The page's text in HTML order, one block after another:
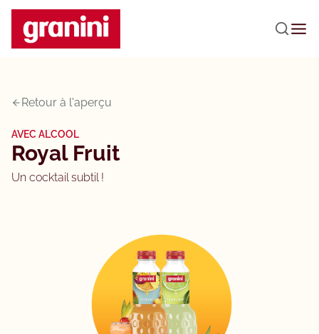
Passer au contenu principal
Retour à l'aperçu
AVEC ALCOOL
Royal Fruit
Un cocktail subtil !